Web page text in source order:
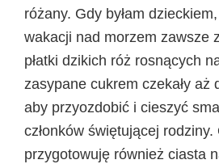
różany. Gdy byłam
wakacji nad morzem zawsze
płatki dzikich róż rosnących
zasypane cukrem czekały aż
aby przyozdobić i cieszyć
członków świętującej
przygotowuję również ciasta